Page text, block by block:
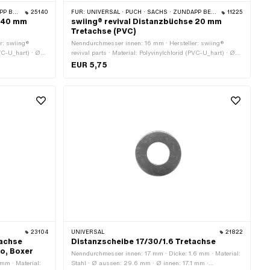
25140
mm
swiing®
U_hart) · Ø
40 mm
FÜR: UNIVERSAL · PUCH · SACHS · ZÜNDAPP BELMONDO 11225
swiing® revival Distanzbüchse 20 mm
Tretachse (PVC)
Nenndurchmesser innen: 16 mm · Hersteller: swiing®
revival parts · Material: Polyvinylchlorid (PVC-U_hart) · Ø
aussen: 25 mm · Ø innen: 16.3 mm · Gesamtlänge: 20 mm
EUR 5,75
23104
Boxer
· Material:
UNIVERSAL 21822
Distanzscheibe 17/30/1.6 Tretachse
Nenndurchmesser innen: 17 mm · Dicke: 1.6 mm · Material:
Stahl · Ø aussen: 29.6 mm · Ø innen: 17.1 mm ·